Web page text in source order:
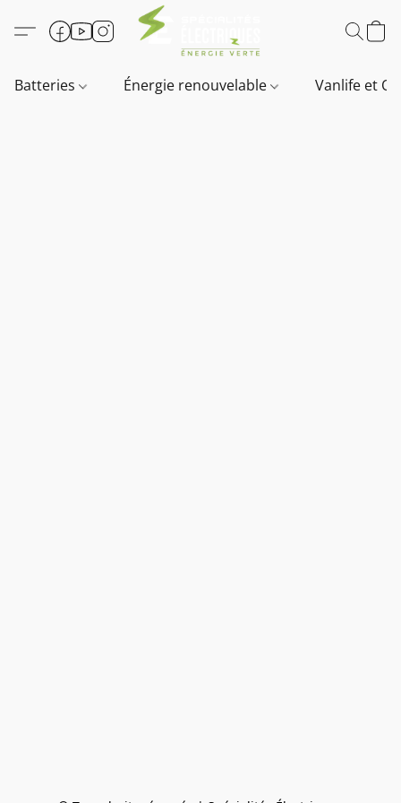
Batteries Énergie renouvelable Vanlife et